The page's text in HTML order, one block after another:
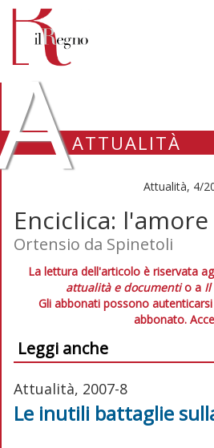
ATTUALITÀ
Attualità, 4/
Enciclica:
Ortensio da Spinetoli
La lettura dell'articolo è riservata
attualità e documentio a Il
Gli abbonati possono
abbonato.
Leggi anche
Attualità, 2007-8
Le inutili battaglie